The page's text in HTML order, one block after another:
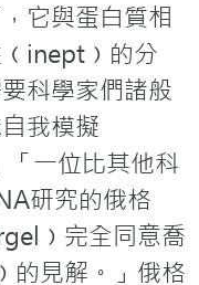
它與蛋白質相
的分
科學家們諸般
我模擬
「一位比其他科
研究的俄格
完全同意喬
的見解。」俄格